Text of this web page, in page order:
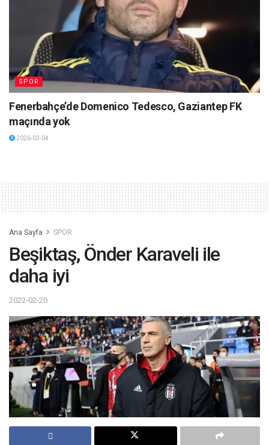
SPOR
Fenerbahçe’de Domenico Tedesco, Gaziantep FK
maçında yok
2026-03-04
Ana Sayfa SPOR
Beşiktaş, Önder Karaveli ile
daha iyi
2022-02-20